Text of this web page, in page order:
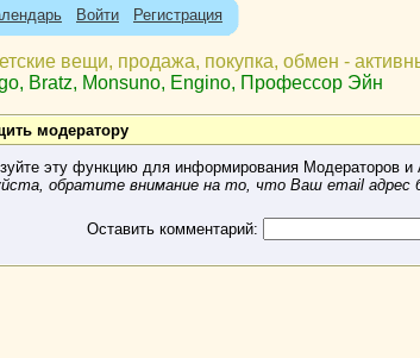
Войти Регистрация
вещи, продажа, покупка, обмен -
Bratz, Monsuno, Engino, Профессор Эйн
модератору
эту функцию для информирования Модераторов и
обратите внимание на то, что Ваш email адрес
Оставить комментарий: